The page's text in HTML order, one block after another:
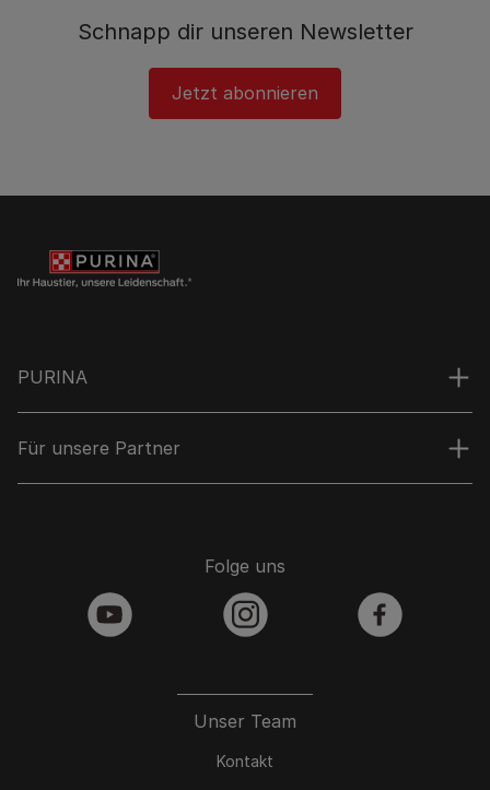
Schnapp dir unseren Newsletter
Jetzt abonnieren
PURINA
Für unsere Partner
Unser Team
Kontakt
Folge uns
youtube instagram facebook